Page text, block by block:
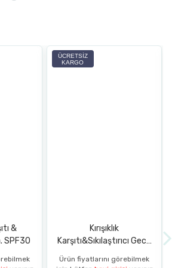
&
SPF30
ÜCRETSIZ
KARGO
Kırışıklık
Karşıtı&Sıkılaştırıcı Gece
Ürün fiyatlarını görebilmek